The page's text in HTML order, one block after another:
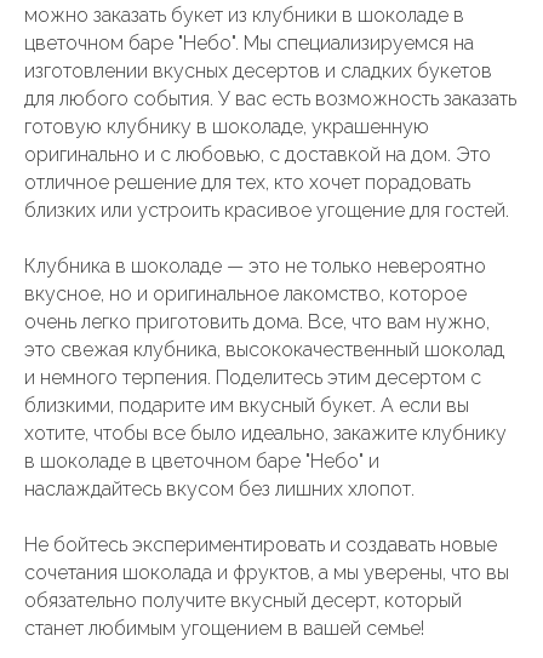
можно заказать букет из клубники в шоколаде в
цветочном баре "Небо". Мы специализируемся на
изготовлении вкусных десертов и сладких букетов
для любого события. У вас есть возможность заказать
готовую клубнику в шоколаде, украшенную
оригинально и с любовью, с доставкой на дом. Это
отличное решение для тех, кто хочет порадовать
близких или устроить красивое угощение для гостей.
Клубника в шоколаде — это не только невероятно
вкусное, но и оригинальное лакомство, которое
очень легко приготовить дома. Все, что вам нужно,
это свежая клубника, высококачественный шоколад
и немного терпения. Поделитесь этим десертом с
близкими, подарите им вкусный букет. А если вы
хотите, чтобы все было идеально, закажите клубнику
в шоколаде в цветочном баре "Небо" и
наслаждайтесь вкусом без лишних хлопот.
Не бойтесь экспериментировать и создавать новые
сочетания шоколада и фруктов, а мы уверены, что вы
обязательно получите вкусный десерт, который
станет любимым угощением в вашей семье!